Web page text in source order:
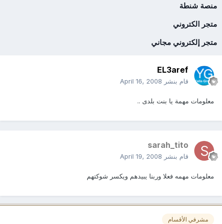
منصة شنطة
متجر الكتروني
متجر إلكتروني مجاني
EL3aref
قام بنشر April 16, 2008
معلومات مهمة يا بنت بلدى ..
sarah_tito
قام بنشر April 19, 2008
معلومات مهمه فعلا وربنا يبيدهم ويكسر شوكتهم
مشرفي الأقسام